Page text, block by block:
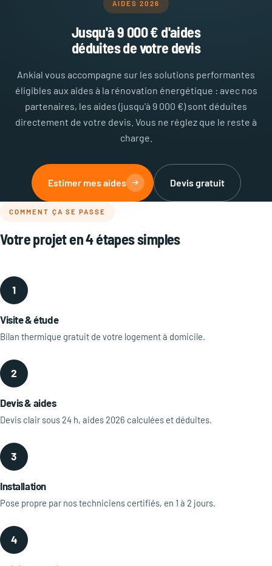
AIDES 2026
Jusqu'à 9 000 € d'aides
déduites de votre devis
Ankial vous accompagne sur les solutions performantes
éligibles aux aides à la rénovation énergétique : avec nos
partenaires, les aides (jusqu'à 9 000 €) sont déduites
directement de votre devis. Vous ne réglez que le reste à
charge.
Estimer mes aides Devis gratuit
COMMENT ÇA SE PASSE
Votre projet en 4 étapes simples
1
Visite & étude
Bilan thermique gratuit de votre logement à domicile.
2
Devis & aides
Devis clair sous 24 h, aides 2026 calculées et déduites.
3
Installation
Pose propre par nos techniciens certifiés, en 1 à 2 jours.
4